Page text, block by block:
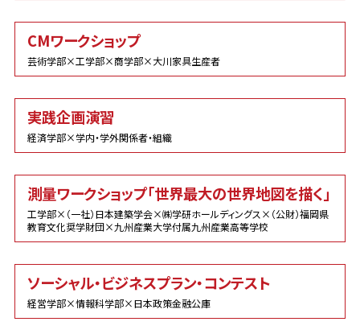
CMワークショップ
芸術学部×工学部×商学部×大川家具生産者
実践企画演習
経済学部×学内・学外関係者・組織
測量ワークショップ「世界最大の世界地図を描く」
工学部×（一社）日本建築学会×㈱学研ホールディングス×（公財）福岡県
教育文化奨学財団×九州産業大学付属九州産業高等学校
ソーシャル・ビジネスプラン・コンテスト
経営学部×情報科学部×日本政策金融公庫